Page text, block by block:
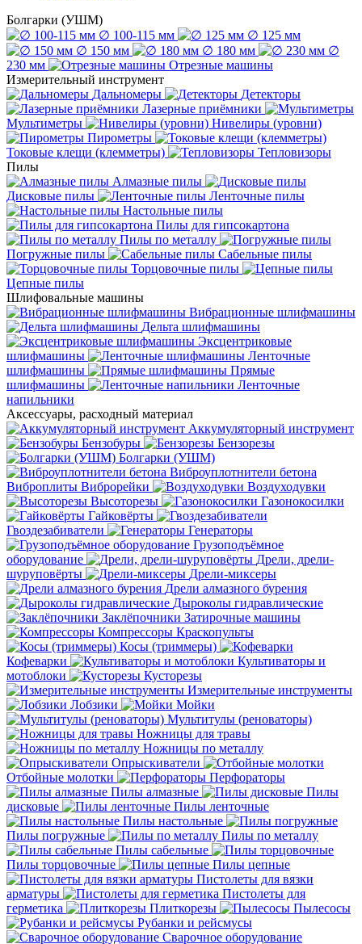
Болгарки (УШМ)
∅ 100-115 мм
∅ 125 мм
∅ 150 мм
∅ 180 мм
∅
230 мм
Отрезные машины
Измерительный инструмент
Дальномеры
Детекторы
Лазерные приёмники
Мультиметры
Нивелиры (уровни)
Пирометры
Токовые клещи (клемметры)
Тепловизоры
Пилы
Алмазные пилы
Дисковые пилы
Ленточные пилы
Настольные пилы
Пилы для гипсокартона
Пилы по металлу
Погружные пилы
Сабельные пилы
Торцовочные пилы
Цепные пилы
Шлифовальные машины
Вибрационные шлифмашины
Дельта шлифмашины
Эксцентриковые
шлифмашины
Ленточные
шлифмашины
Прямые
шлифмашины
Ленточные
напильники
Аксессуары, расходный материал
Аккумуляторный инструмент
Бензобуры
Бензорезы
Болгарки (УШМ)
Виброуплотнители бетона
Виброплиты Виброрейки
Воздуходувки
Высоторезы
Газонокосилки
Гайковёрты
Гвоздезабиватели
Генераторы
Грузоподъёмное
оборудование
Дрели, дрели-
шуруповёрты
Дрели-миксеры
Дрели алмазного бурения
Дыроколы гидравлические
Заклёпочники Затирочные машины
Компрессоры Краскопульты
Косы (триммеры)
Кофеварки
Культиваторы и
мотоблоки
Кусторезы
Измерительные инструменты
Лобзики
Мойки
Мультитулы (реноваторы)
Ножницы для травы
Ножницы по металлу
Опрыскиватели
Отбойные молотки
Перфораторы
Пилы алмазные
Пилы
дисковые
Пилы ленточные
Пилы настольные
Пилы погружные
Пилы по металлу
Пилы сабельные
Пилы торцовочные
Пилы цепные
Пистолеты для вязки
арматуры
Пистолеты для
герметика
Плиткорезы
Пылесосы
Рубанки и рейсмусы
Сварочное оборудование